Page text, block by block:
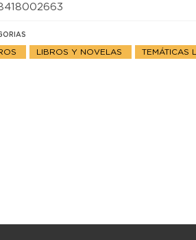
LIBROS Y NOVELAS TEMÁTICAS